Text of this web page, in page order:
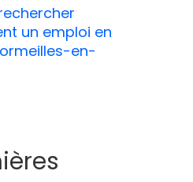
un emploi en
en-